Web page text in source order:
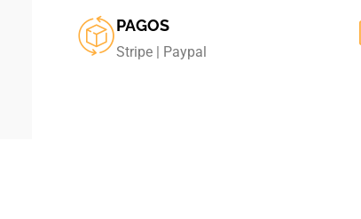
PAGOS
Stripe | Paypal